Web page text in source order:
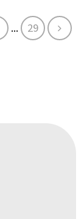
... 29
Next